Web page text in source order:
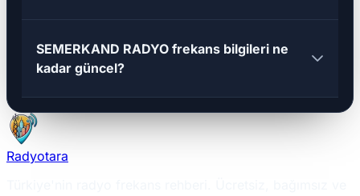
SEMERKAND RADYO frekans bilgileri ne
kadar güncel?
Radyotara